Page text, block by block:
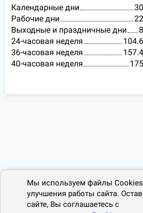
Календарные дни
30
Рабочие дни
22
Выходные и праздничные дни
8
24-часовая неделя
104.6
36-часовая неделя
157.4
40-часовая неделя
175
Мы используем файлы
улучшения работы сайта.
сайте, Вы соглашаетесь с